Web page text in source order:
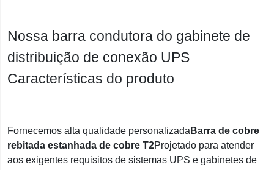
Nossa barra condutora do gabinete de
distribuição de conexão UPS
Características do produto
Fornecemos alta qualidade personalizada Barra de cobre
rebitada estanhada de cobre T2Projetado para atender
aos exigentes requisitos de sistemas UPS e gabinetes de